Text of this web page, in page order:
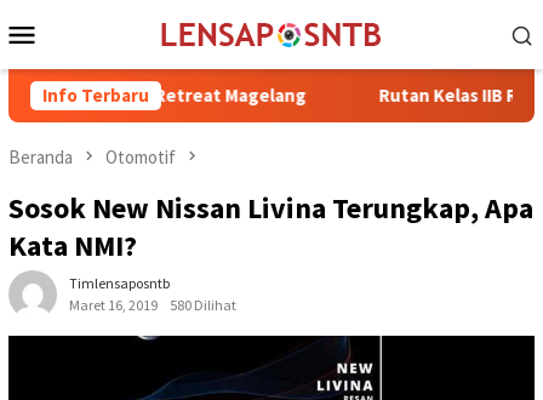
ke
Mobile
Info Terbaru
Retreat Magelang Rutan Kelas IIB Raba Bima Sambut
Beranda Otomotif
Sosok New Nissan Livina Terungkap, Apa
Kata NMI?
Timlensaposntb
Maret 16, 2019
580 Dilihat